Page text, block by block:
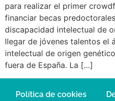
para realizar el primer
financiar becas
discapacidad intelectual de
llegar de jóvenes talentos el
intelectual de origen
fuera de España. La […]
Política de cookies